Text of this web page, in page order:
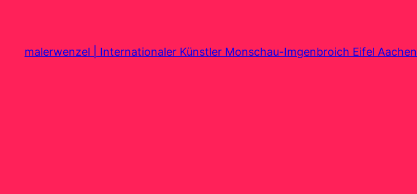
springen
malerwenzel | Internationaler Künstler Monschau-Imgenbroich Eifel Aachen